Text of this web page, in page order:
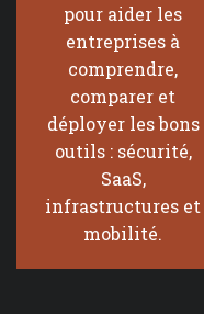
pour aider les
entreprises à
comprendre,
comparer et
déployer les bons
outils : sécurité,
SaaS,
infrastructures et
mobilité.